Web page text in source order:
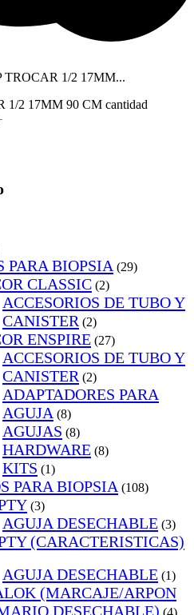
TROCAR 1/2 17MM...
1/2 17MM 90 CM cantidad
PARA BIOPSIA (29)
CLASSIC (2)
ACCESORIOS DE TUBO Y
CANISTER (2)
ENSPIRE (27)
ACCESORIOS DE TUBO Y
CANISTER (2)
ADAPTADORES PARA
AGUJA (8)
AGUJAS (8)
HARDWARE (8)
KITS (1)
PARA BIOPSIA (108)
(3)
AGUJA DESECHABLE (3)
(CARACTERISTICAS)
AGUJA DESECHABLE (1)
(MARCAJE/ARPON
DESECHABLE) (4)